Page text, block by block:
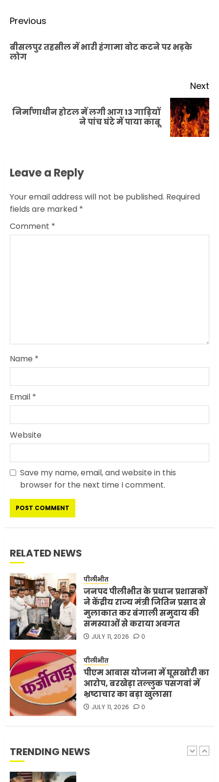
Post
navigation
Previous
बीसलपुर तहसील में भारी हंगामा वोट कटने पर भड़के
लोग
Next
Next
निर्माणाधीन होटल में लगी आग 13 गाड़ियों
ने पांच घंटे में पाया काबू
Leave a Reply
Your email address will not be published. Required
fields are marked *
Comment *
Name *
Email *
Website
Save my name, email, and website in this
browser for the next time I comment.
RELATED NEWS
पीलीभीत
जनपद पीलीभीत के प्रधान प्रशासकों
ने केंद्रीय राज्य मंत्री जितिन प्रसाद से
मुलाकात कर बंगाली समुदाय की
समस्याओं से कराया अवगत
JULY 11, 2026 0
पीलीभीत
पीएम आवास योजना में घूसखोरी का
आरोप, बरखेड़ा तल्लुक पसगवां में
भ्रष्टाचार का बड़ा खुलासा
JULY 11, 2026 0
TRENDING NEWS
सरकारी दफ्तरों में जनसेवा कम,
अमेरिका ने फिर से ईरान को युद्ध
5
ट्रंप ने किया एलान
FEBRUARY 3, 2026 0
मोबाइल की लत: एक खामोश
रिश्ते और भविष्य सब कुछ निगल
रही है!
JULY 11, 2026 0
2